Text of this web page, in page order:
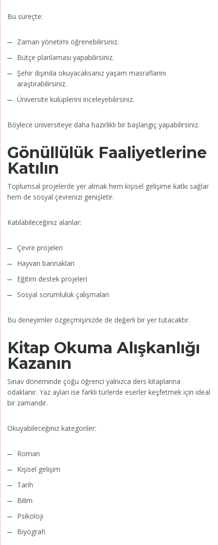
Bu süreçte:
Zaman yönetimi öğrenebilirsiniz.
Bütçe planlaması yapabilirsiniz.
Şehir dışında okuyacaksanız yaşam masraflarını
araştırabilirsiniz.
Üniversite kulüplerini inceleyebilirsiniz.
Böylece üniversiteye daha hazırlıklı bir başlangıç yapabilirsiniz.
Gönüllülük Faaliyetlerine
Katılın
Toplumsal projelerde yer almak hem kişisel gelişime katkı sağlar
hem de sosyal çevrenizi genişletir.
Katılabileceğiniz alanlar:
Çevre projeleri
Hayvan barınakları
Eğitim destek projeleri
Sosyal sorumluluk çalışmaları
Bu deneyimler özgeçmişinizde de değerli bir yer tutacaktır.
Kitap Okuma Alışkanlığı
Kazanın
Sınav döneminde çoğu öğrenci yalnızca ders kitaplarına
odaklanır. Yaz ayları ise farklı türlerde eserler keşfetmek için ideal
bir zamandır.
Okuyabileceğiniz kategoriler:
Roman
Kişisel gelişim
Tarih
Bilim
Psikoloji
Biyografi